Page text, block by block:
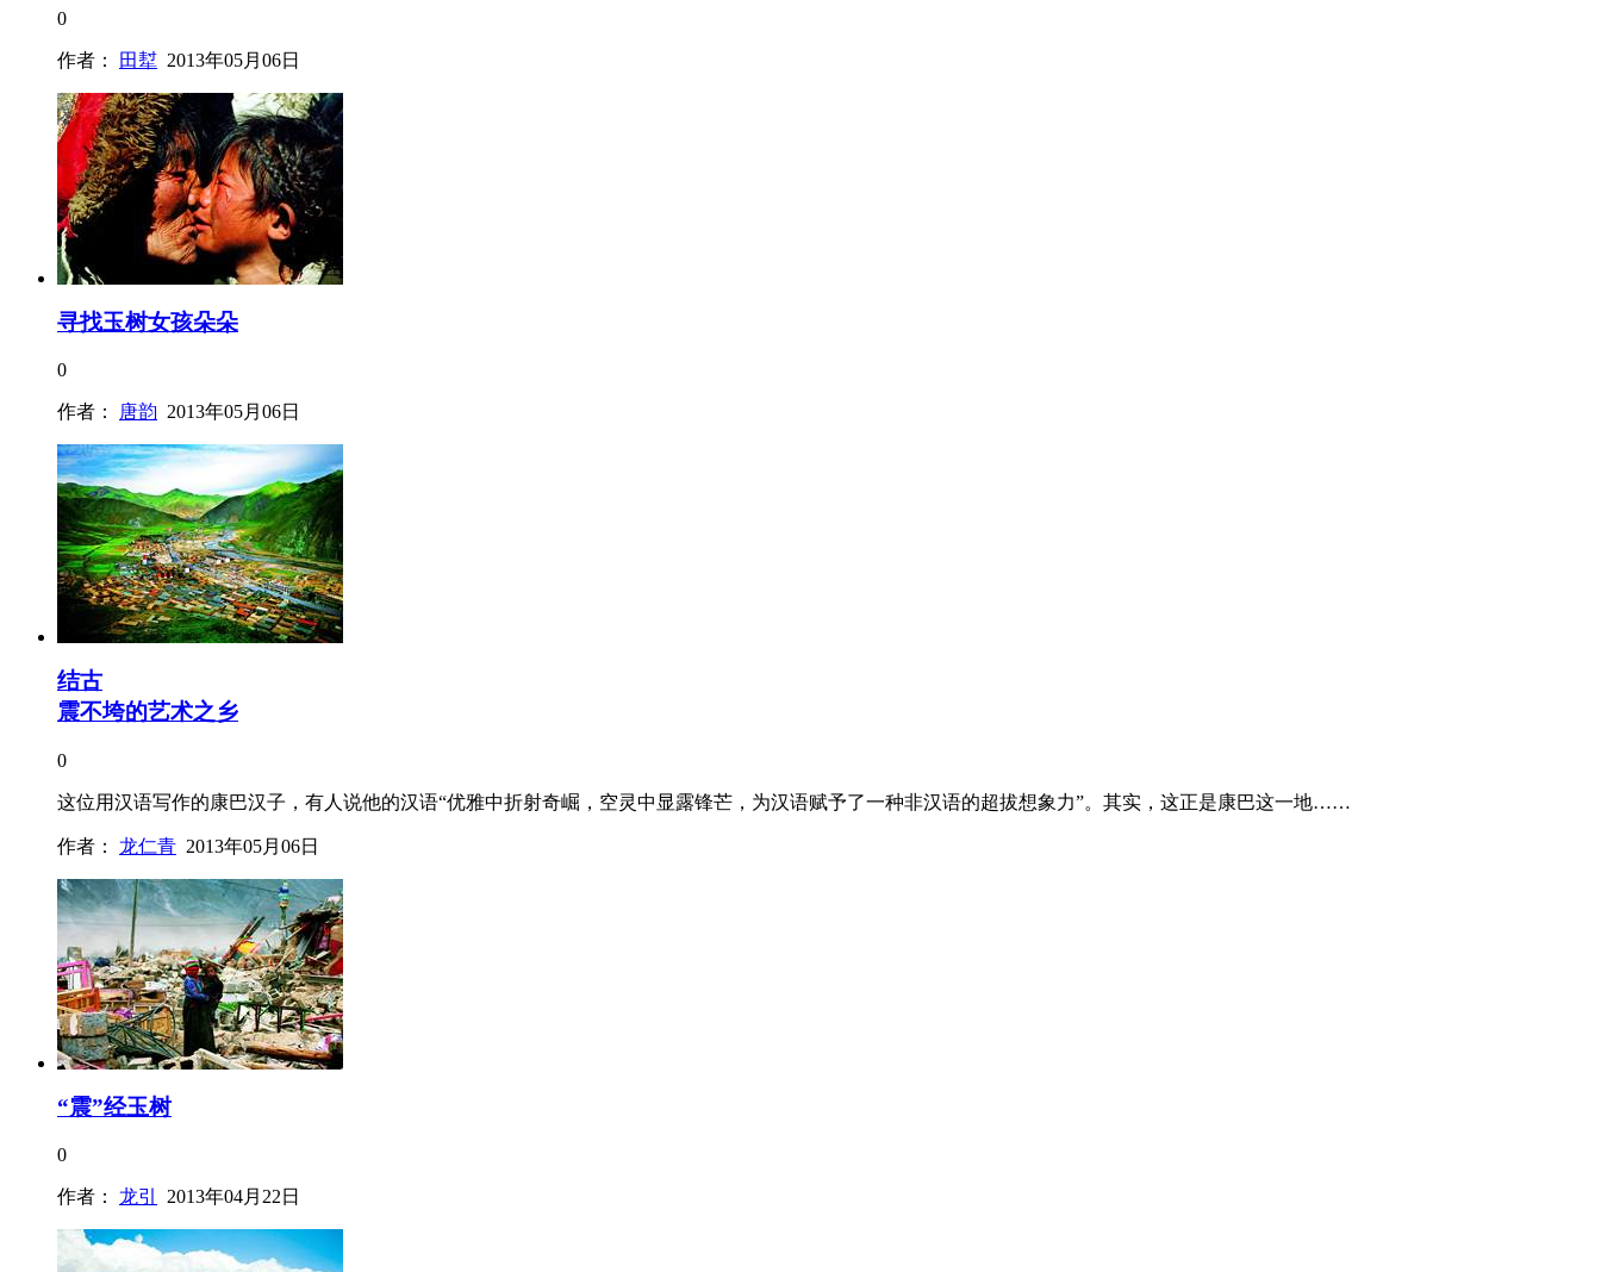
0
作者： 田犎 2013年05月06日
寻找玉树女孩朵朵
0
作者： 唐韵 2013年05月06日
结古
震不垮的艺术之乡
0
这位用汉语写作的康巴汉子，有人说他的汉语“优雅中折射奇崛，空灵中显露锋芒，为汉语赋予了一种非汉语的超拔想象力”。其实，这正是康巴这一地……
作者： 龙仁青 2013年05月06日
“震”经玉树
0
作者： 龙引 2013年04月22日